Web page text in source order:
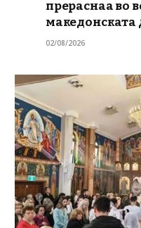
прераснаа во
македонската
02/08/2026